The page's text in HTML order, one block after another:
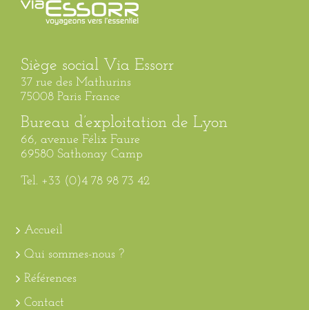
Siège social Via Essorr
37 rue des Mathurins
75008 Paris France
Bureau d’exploitation de Lyon
66, avenue Félix Faure
69580 Sathonay Camp
Tel. +33 (0)4 78 98 73 42
Accueil
Qui sommes-nous ?
Références
Contact